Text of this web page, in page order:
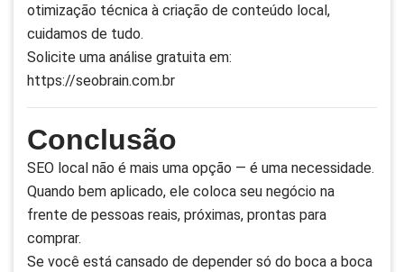
otimização técnica à criação de conteúdo local,
cuidamos de tudo.
Solicite uma análise gratuita em:
https://seobrain.com.br
Conclusão
SEO local não é mais uma opção — é uma necessidade.
Quando bem aplicado, ele coloca seu negócio na
frente de pessoas reais, próximas, prontas para
comprar.
Se você está cansado de depender só do boca a boca